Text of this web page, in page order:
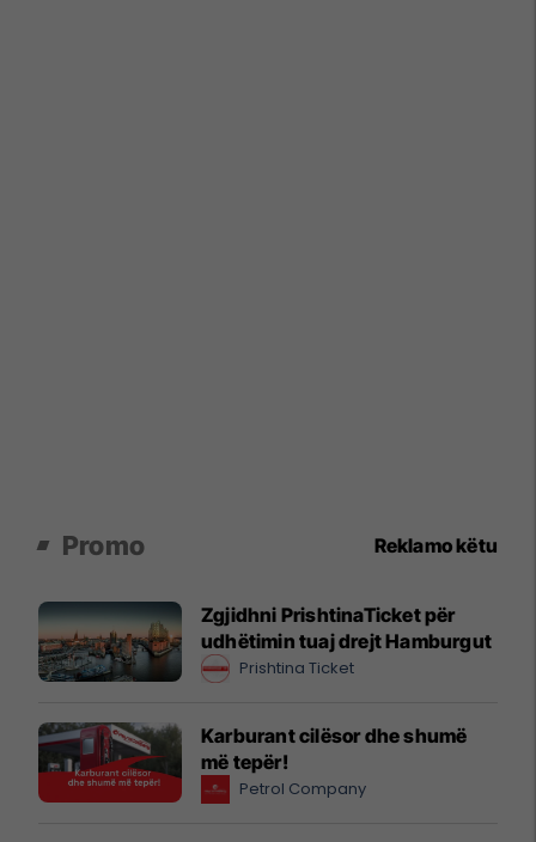
Promo Reklamo këtu
Zgjidhni PrishtinaTicket për
udhëtimin tuaj drejt Hamburgut
Prishtina Ticket
Karburant cilësor dhe shumë
më tepër!
Petrol Company